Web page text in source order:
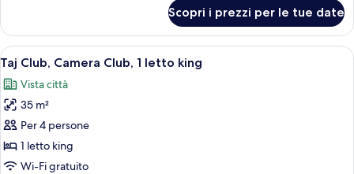
Superior,
letti
singoli
Scopri i prezzi per le tue date
Apri
tutte
le
foto
per
Taj
Club,
Una camera d'albergo con un letto,
5
Taj Club, Camera Club, 1 letto king
Vista città
35 m²
Per 4 persone
1 letto king
Wi-Fi gratuito